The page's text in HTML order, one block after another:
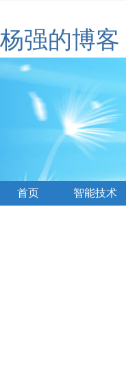
杨强的博客
首页 智能技术